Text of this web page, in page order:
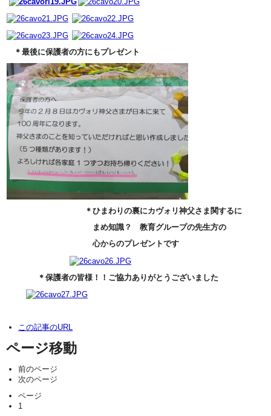
＊最後に保護者の方にもプレゼント
＊ひまわりの裏にカヴォリ神父さま関するに
まめ知識？ 教育グループの先生方の
心からのプレゼントです
＊保護者の皆様！！ご協力ありがとうございました
この記事のURL
ページ移動
前のページ
次のページ
ページ
1